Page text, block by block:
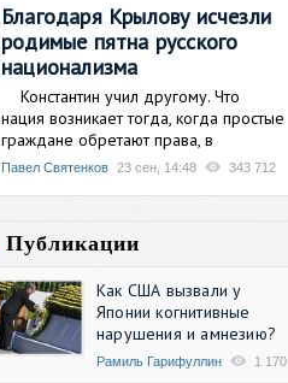
Благодаря Крылову исчезли
родимые пятна русского
национализма
Константин учил другому. Что
нация возникает тогда, когда простые
граждане обретают права, в
Павел Святенков 23 сен, 14:48 343 712
Публикации
Как США вызвали у
Японии когнитивные
нарушения и амнезию?
Рамиль Гарифуллин 1 170